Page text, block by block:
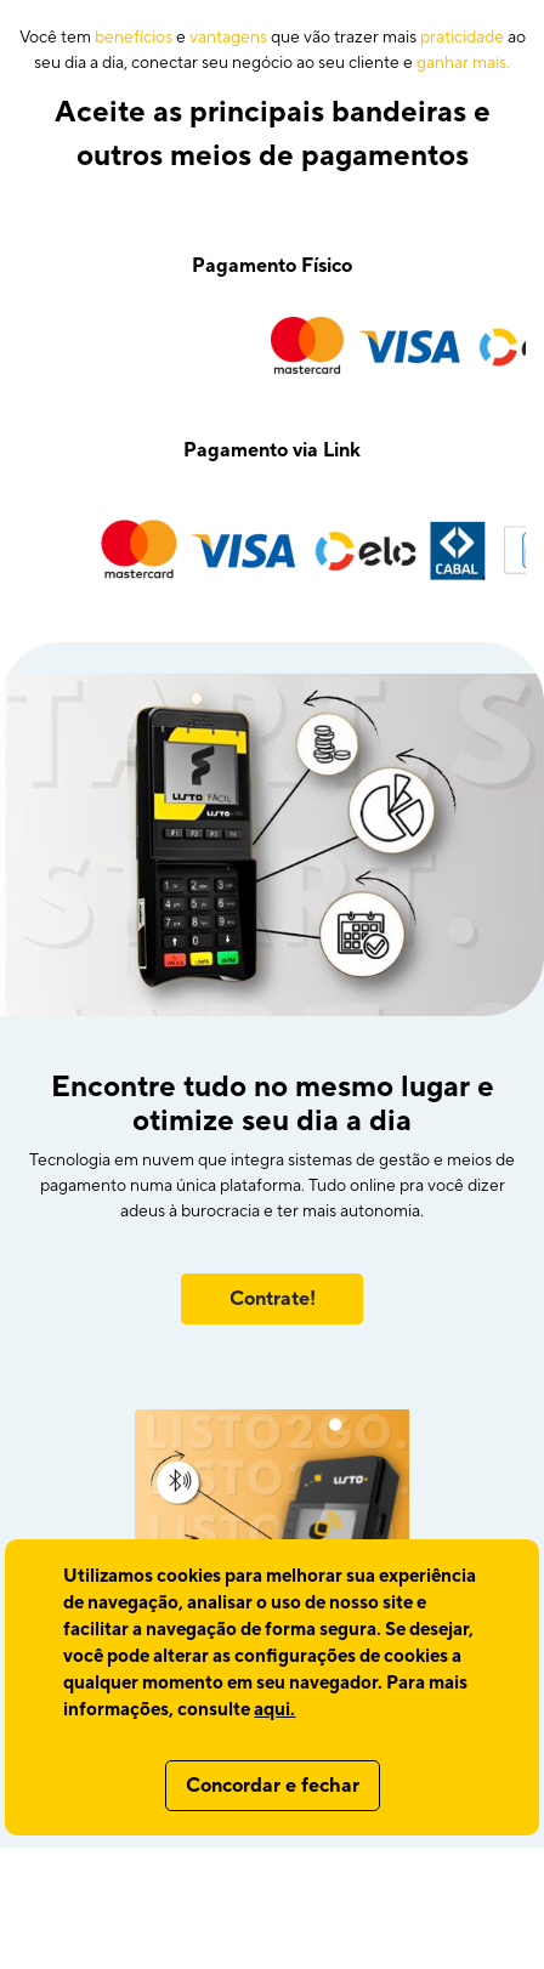
Você tem benefíciose vantagensque vão trazer mais praticidade ao
seu dia a dia, conectar seu negócio ao seu cliente e ganhar mais.
Aceite as principais bandeiras e
outros meios de pagamentos
Pagamento Físico
Pagamento via Link
Encontre tudo no mesmo lugar e
otimize seu dia a dia
Tecnologia em nuvem que integra sistemas de gestão e meios de
pagamento numa única plataforma. Tudo online pra você dizer
adeus à burocracia e ter mais autonomia.
Contrate!
Utilizamos cookies para melhorar sua experiência
de navegação, analisar o uso de nosso site e
facilitar a navegação de forma segura. Se desejar,
você pode alterar as configurações de cookies a
qualquer momento em seu navegador. Para mais
informações, consulteaqui.
Concordar e fechar